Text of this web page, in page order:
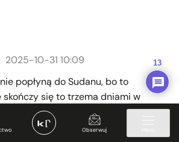
Obserwuj
2025-10-31 10:09
popłyną do Sudanu, bo to
skończy się to trzema dniami w
polegających na braku dostępu do
czy ptofanacji czapki z żabą.
13